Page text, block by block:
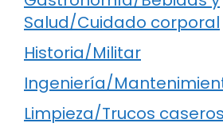
Salud/Cuidado corporal
Historia/Militar
Ingeniería/
Limpieza/Trucos caseros